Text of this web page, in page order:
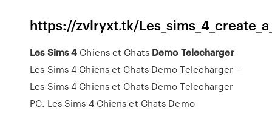
https://zvlryxt.tk/
Les Sims4 Chiens et Chats Demo Telecharger
Les Sims 4 Chiens et Chats Demo Telecharger –
Les Sims 4 Chiens et Chats Demo Telecharger
PC. Les Sims 4 Chiens et Chats Demo